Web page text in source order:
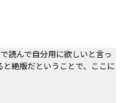
読んで自分用に欲しいと言っ
絶版だということで、ここに